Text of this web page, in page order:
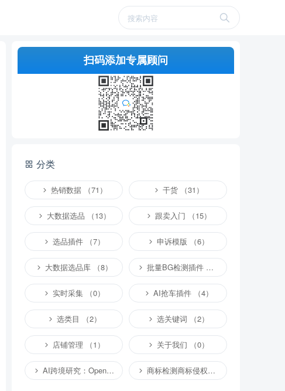
扫码添加专属顾问
分类
热销数据 （71） 干货 （31）
大数据选品 （13） 跟卖入门 （15）
选品插件 （7） 申诉模版 （6）
大数据选品库 （8） 批量BG检测插件 （4）
实时采集 （0） AI抢车插件 （4）
选类目 （2） 选关键词 （2）
店铺管理 （1） 关于我们 （0）
AI跨境研究：OpenClaw小龙虾等应用 （2） 商标检测商标侵权专栏 （1）